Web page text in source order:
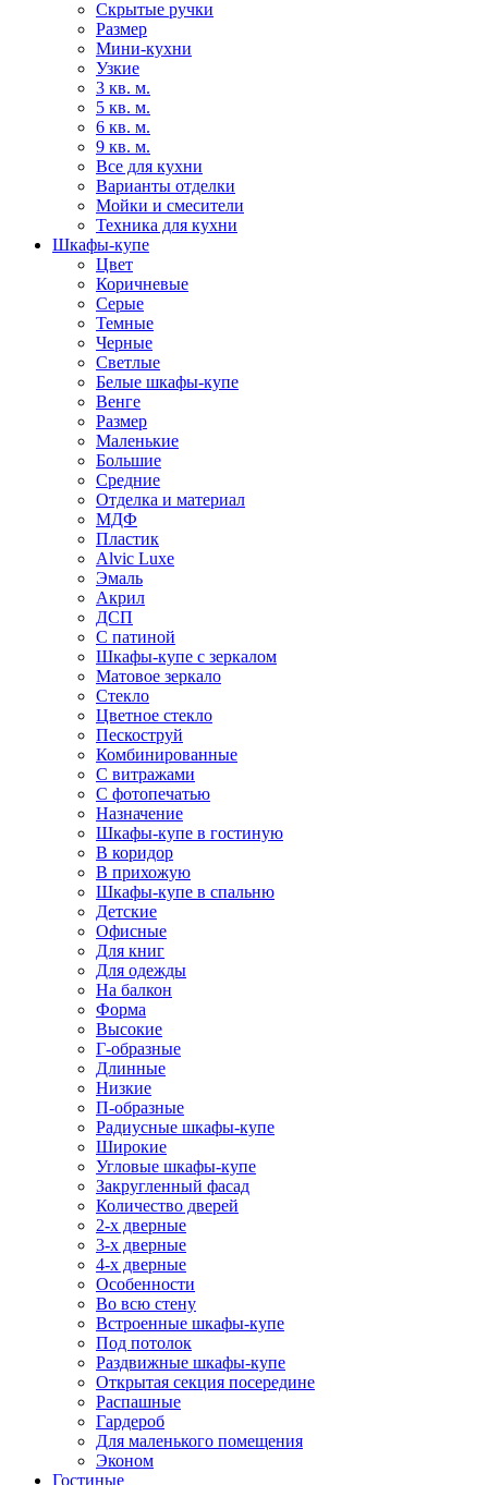
Скрытые ручки
Размер
Мини-кухни
Узкие
3 кв. м.
5 кв. м.
6 кв. м.
9 кв. м.
Все для кухни
Варианты отделки
Мойки и смесители
Техника для кухни
Шкафы-купе
Цвет
Коричневые
Серые
Темные
Черные
Светлые
Белые шкафы-купе
Венге
Размер
Маленькие
Большие
Средние
Отделка и материал
МДФ
Пластик
Alvic Luxe
Эмаль
Акрил
ДСП
С патиной
Шкафы-купе с зеркалом
Матовое зеркало
Стекло
Цветное стекло
Пескоструй
Комбинированные
С витражами
С фотопечатью
Назначение
Шкафы-купе в гостиную
В коридор
В прихожую
Шкафы-купе в спальню
Детские
Офисные
Для книг
Для одежды
На балкон
Форма
Высокие
Г-образные
Длинные
Низкие
П-образные
Радиусные шкафы-купе
Широкие
Угловые шкафы-купе
Закругленный фасад
Количество дверей
2-х дверные
3-х дверные
4-х дверные
Особенности
Во всю стену
Встроенные шкафы-купе
Под потолок
Раздвижные шкафы-купе
Открытая секция посередине
Распашные
Гардероб
Для маленького помещения
Эконом
Гостиные